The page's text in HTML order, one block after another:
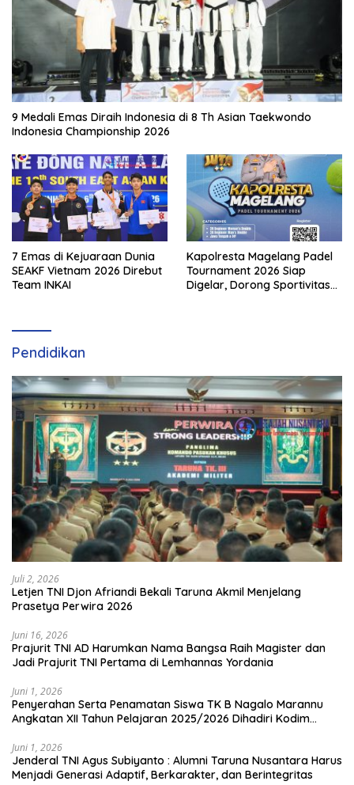
9 Medali Emas Diraih Indonesia di 8 Th Asian Taekwondo
Indonesia Championship 2026
7 Emas di Kejuaraan Dunia
SEAKF Vietnam 2026 Direbut
Team INKAI
Kapolresta Magelang Padel
Tournament 2026 Siap
Digelar, Dorong Sportivitas
Pendidikan
Juli 2, 2026
Letjen TNI Djon Afriandi Bekali Taruna Akmil Menjelang
Prasetya Perwira 2026
Juni 16, 2026
Prajurit TNI AD Harumkan Nama Bangsa Raih Magister dan
Jadi Prajurit TNI Pertama di Lemhannas Yordania
Juni 1, 2026
Penyerahan Serta Penamatan Siswa TK B Nagalo Marannu
Angkatan XII Tahun Pelajaran 2025/2026 Dihadiri Kodim
Juni 1, 2026
Jenderal TNI Agus Subiyanto : Alumni Taruna Nusantara Harus
Menjadi Generasi Adaptif, Berkarakter, dan Berintegritas